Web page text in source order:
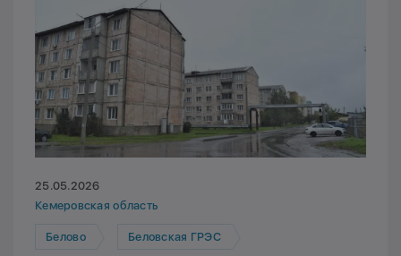
25.05.2026
Кемеровская область
Белово Беловская ГРЭС